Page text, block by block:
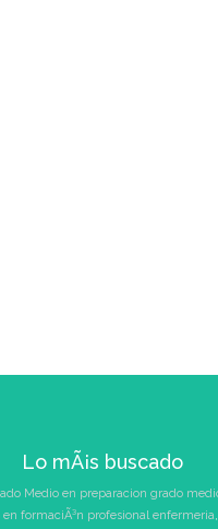
Lo mÃ¡s buscado
Medio en preparacion grado
en formaciÃ³n profesional enfermeria,